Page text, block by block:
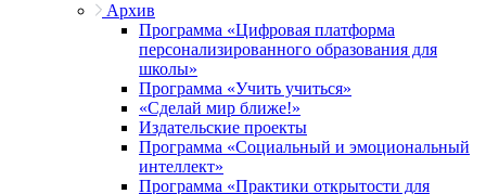
Архив
Программа «Цифровая платформа
персонализированного образования для
школы»
Программа «Учить учиться»
«Сделай мир ближе!»
Издательские проекты
Программа «Социальный и эмоциональный
интеллект»
Программа «Практики открытости для